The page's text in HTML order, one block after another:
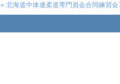
« 北海道中体連柔道専門員会合同練習会